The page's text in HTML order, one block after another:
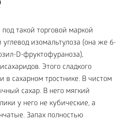
такой торговой маркой
изомальтулоза (она же 6-
D-фруктофураноза),
Этого сладкого
в сахарном тростнике. В чистом
сахар. В него мягкий
у него не кубические, а
Запах полностью